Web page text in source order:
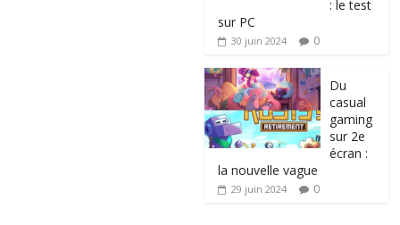
: le test
sur PC
30 juin 2024 0
Du
casual
gaming
sur 2e
écran :
la nouvelle vague
29 juin 2024 0